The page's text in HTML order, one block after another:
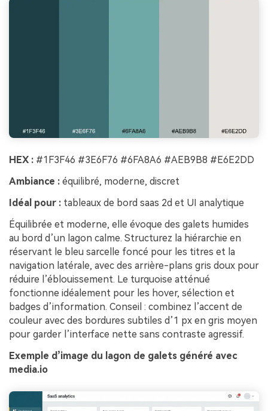
HEX : #1F3F46 #3E6F76 #6FA8A6 #AEB9B8 #E6E2DD
Ambiance : équilibré, moderne, discret
Idéal pour : tableaux de bord saas 2d et UI analytique
Équilibrée et moderne, elle évoque des galets humides
au bord d’un lagon calme. Structurez la hiérarchie en
réservant le bleu sarcelle foncé pour les titres et la
navigation latérale, avec des arrière-plans gris doux pour
réduire l’éblouissement. Le turquoise atténué
fonctionne idéalement pour les hover, sélection et
badges d’information. Conseil : combinez l’accent de
couleur avec des bordures subtiles d’1 px en gris moyen
pour garder l’interface nette sans contraste agressif.
Exemple d’image du lagon de galets généré avec
media.io